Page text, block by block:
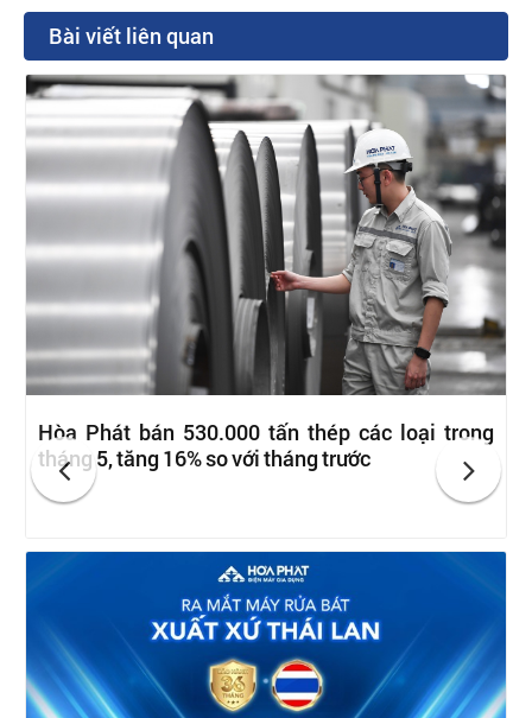
Bài viết liên quan
Hòa Phát bán 530.000 tấn thép các loại trong
tháng 5, tăng 16% so với tháng trước